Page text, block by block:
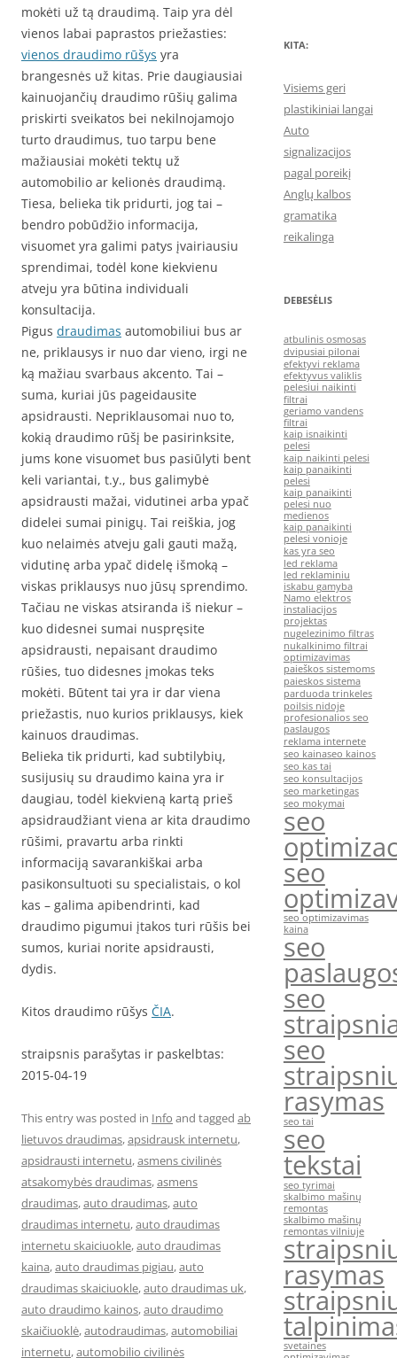
mokėti už tą draudimą. Taip yra dėl
vienos labai paprastos priežasties:
vienos draudimo rūšys yra
brangesnės už kitas. Prie daugiausiai
kainuojančių draudimo rūšių galima
priskirti sveikatos bei nekilnojamojo
turto draudimus, tuo tarpu bene
mažiausiai mokėti tektų už
automobilio ar kelionės draudimą.
Tiesa, belieka tik pridurti, jog tai –
bendro pobūdžio informacija,
visuomet yra galimi patys įvairiausiu
sprendimai, todėl kone kiekvienu
atveju yra būtina individuali
konsultacija.
Pigus draudimas automobiliui bus ar
ne, priklausys ir nuo dar vieno, irgi ne
ką mažiau svarbaus akcento. Tai –
suma, kuriai jūs pageidausite
apsidrausti. Nepriklausomai nuo to,
kokią draudimo rūšį be pasirinksite,
jums kone visuomet bus pasiūlyti bent
keli variantai, t.y., bus galimybė
apsidrausti mažai, vidutinei arba ypač
didelei sumai pinigų. Tai reiškia, jog
kuo nelaimės atveju gali gauti mažą,
vidutinę arba ypač didelę išmoką –
viskas priklausys nuo jūsų sprendimo.
Tačiau ne viskas atsiranda iš niekur –
kuo didesnei sumai nuspręsite
apsidrausti, nepaisant draudimo
rūšies, tuo didesnes įmokas teks
mokėti. Būtent tai yra ir dar viena
priežastis, nuo kurios priklausys, kiek
kainuos draudimas.
Belieka tik pridurti, kad subtilybių,
susijusių su draudimo kaina yra ir
daugiau, todėl kiekvieną kartą prieš
apsidraudžiant viena ar kita draudimo
rūšimi, pravartu arba rinkti
informaciją savarankiškai arba
pasikonsultuoti su specialistais, o kol
kas – galima apibendrinti, kad
draudimo pigumui įtakos turi rūšis bei
sumos, kuriai norite apsidrausti,
dydis.
Kitos draudimo rūšys ČIA.
straipsnis parašytas ir paskelbtas:
2015-04-19
This entry was posted in Info and tagged ab
lietuvos draudimas,apsidrausk internetu,
apsidrausti internetu,asmens civilinės
atsakomybės draudimas,asmens
draudimas,auto draudimas,auto
draudimas internetu,auto draudimas
internetu skaiciuokle,auto draudimas
kaina,auto draudimas pigiau,auto
draudimas skaiciuokle,auto draudimas uk,
auto draudimo kainos,auto draudimo
skaičiuoklė,autodraudimas,automobiliai
internetu,automobilio civilinės
KITA:
Visiems geri
plastikiniai langai
Auto
signalizacijos
pagal poreikį
Anglų kalbos
gramatika
reikalinga
DEBESĖLIS
atbulinis osmosas
dvipusiai pilonai
efektyvi reklama
efektyvus valiklis
pelesiui naikinti
filtrai
geriamo vandens
filtrai
kaip isnaikinti
pelesi
kaip naikinti pelesi
kaip panaikinti
pelesi
kaip panaikinti
pelesi nuo
medienos
kaip panaikinti
pelesi vonioje
kas yra seo
led reklama
led reklaminiu
iskabu gamyba
Namo elektros
instaliacijos
projektas
nugelezinimo filtras
nukalkinimo filtrai
optimizavimas
paieškos sistemoms
paieskos sistema
parduoda trinkeles
poilsis nidoje
profesionalios seo
paslaugos
reklama internete
seo kainaseo kainos
seo kas tai
seo konsultacijos
seo marketingas
seo mokymai
seo
seo
seo optimizavimas
kaina
seo
seo
seo
rasymas
seo tai
seo
tekstai
seo tyrimai
skalbimo mašinų
remontas
skalbimo mašinų
remontas vilniuje
rasymas
svetaines